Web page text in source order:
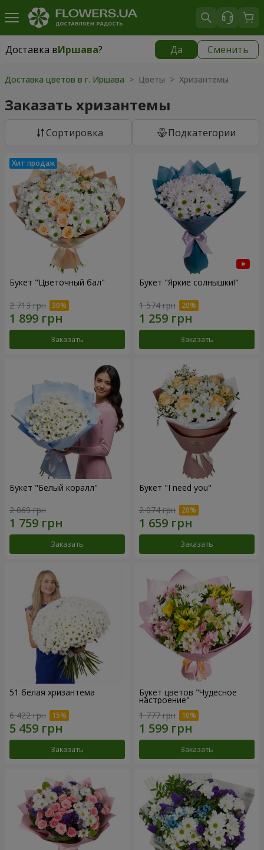
Доставка вИршава? Да Сменить
Доставка вИршава|
Доставка цветов в г. Иршава > Цветы > Хризантемы
Заказать хризантемы
Cортировка Подкатегории
Букет "Цветочный бал"
2 713 грн
Заказать
Букет "Яркие солнышки!"
1 574 грн
Заказать
Букет "Белый коралл"
2 069 грн
Заказать
Букет "I need you"
2 074 грн
Заказать
51 белая хризантема
6 422 грн
Заказать
Букет цветов "Чудесное
настроение"
1 777 грн
Заказать